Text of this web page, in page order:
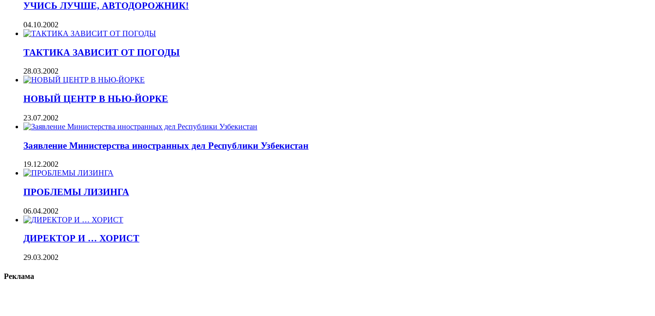
УЧИСЬ ЛУЧШЕ, АВТОДОРОЖНИК!
04.10.2002
ТАКТИКА ЗАВИСИТ ОТ ПОГОДЫ
28.03.2002
НОВЫЙ ЦЕНТР В НЬЮ-ЙОРКЕ
23.07.2002
Заявление Министерства иностранных дел Республики Узбекистан
19.12.2002
ПРОБЛЕМЫ ЛИЗИНГА
06.04.2002
ДИРЕКТОР И … ХОРИСТ
29.03.2002
Реклама